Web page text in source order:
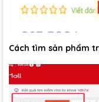
Cách tìm sản phẩm